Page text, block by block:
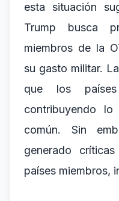
esta situación
Trump busca
miembros de la
su gasto militar.
que los
contribuyendo
común. Sin
generado
países miembros,